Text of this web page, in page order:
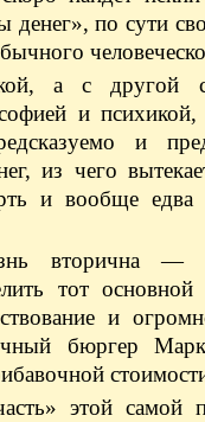
денег», по сути
а с другой
и психикой,
и
из чего
и вообще
вторична —
тот основной
и
бюргер
этой самой